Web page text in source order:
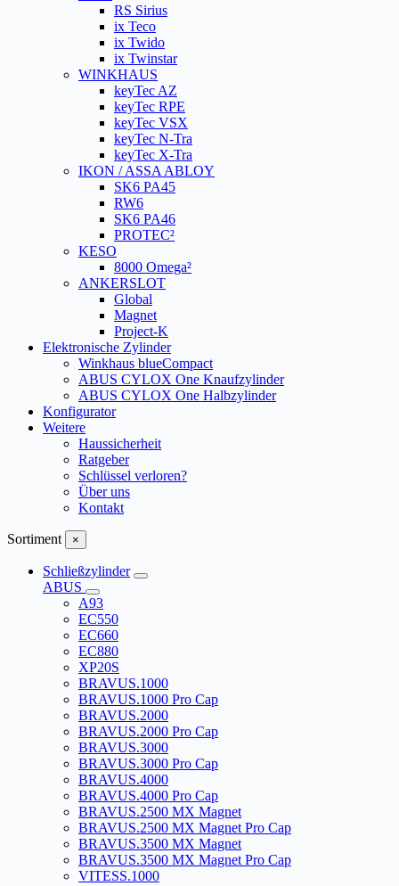
RS Sirius
ix Teco
ix Twido
ix Twinstar
WINKHAUS
keyTec AZ
keyTec RPE
keyTec VSX
keyTec N-Tra
keyTec X-Tra
IKON / ASSA ABLOY
SK6 PA45
RW6
SK6 PA46
PROTEC²
KESO
8000 Omega²
ANKERSLOT
Global
Magnet
Project-K
Elektronische Zylinder
Winkhaus blueCompact
ABUS CYLOX One Knaufzylinder
ABUS CYLOX One Halbzylinder
Konfigurator
Weitere
Haussicherheit
Ratgeber
Schlüssel verloren?
Über uns
Kontakt
Sortiment ×
Schließzylinder
ABUS
A93
EC550
EC660
EC880
XP20S
BRAVUS.1000
BRAVUS.1000 Pro Cap
BRAVUS.2000
BRAVUS.2000 Pro Cap
BRAVUS.3000
BRAVUS.3000 Pro Cap
BRAVUS.4000
BRAVUS.4000 Pro Cap
BRAVUS.2500 MX Magnet
BRAVUS.2500 MX Magnet Pro Cap
BRAVUS.3500 MX Magnet
BRAVUS.3500 MX Magnet Pro Cap
VITESS.1000